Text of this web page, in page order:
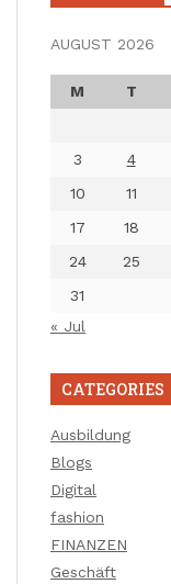
AUGUST 2026
M T
3
4
10
11
17
18
24
25
31
« Jul
CATEGORIES
Ausbildung
Blogs
Digital
fashion
FINANZEN
Geschäft